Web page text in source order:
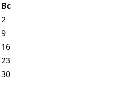
Вс
2
9
16
23
30